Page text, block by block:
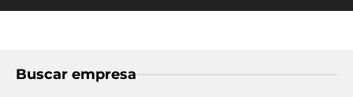
Buscar empresa